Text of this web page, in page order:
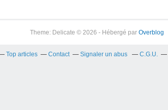
Theme: Delicate © 2026 - Hébergé par Overblog
Top articles Contact Signaler un abus C.G.U.